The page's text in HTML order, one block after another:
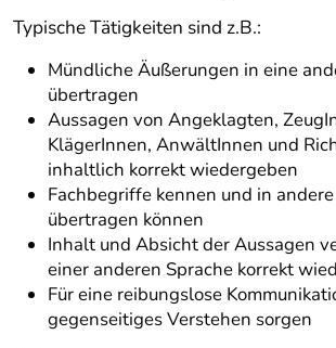
Typische Tätigkeiten sind z.B.:
Mündliche Äußerungen in eine
übertragen
Aussagen von Angeklagten,
KlägerInnen, AnwältInnen und
inhaltlich korrekt wiedergeben
Fachbegriffe kennen und in
übertragen können
Inhalt und Absicht der Aussagen
einer anderen Sprache korrekt
Für eine reibungslose
gegenseitiges Verstehen sorgen